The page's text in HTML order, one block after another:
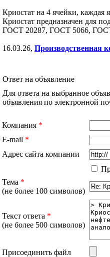
Криостат на 4 ячейки, каждая
Криостат предназначен для
ГОСТ 20287, ГОСТ 5066,
16.03.26,
Ответ на объявление
Для ответа на выбранное
объявления по электронной
Компания *
E-mail *
Адрес сайта компании
Тема *
(не более 100 символов)
Текст ответа *
(не более 500 символов)
Присоединить файл